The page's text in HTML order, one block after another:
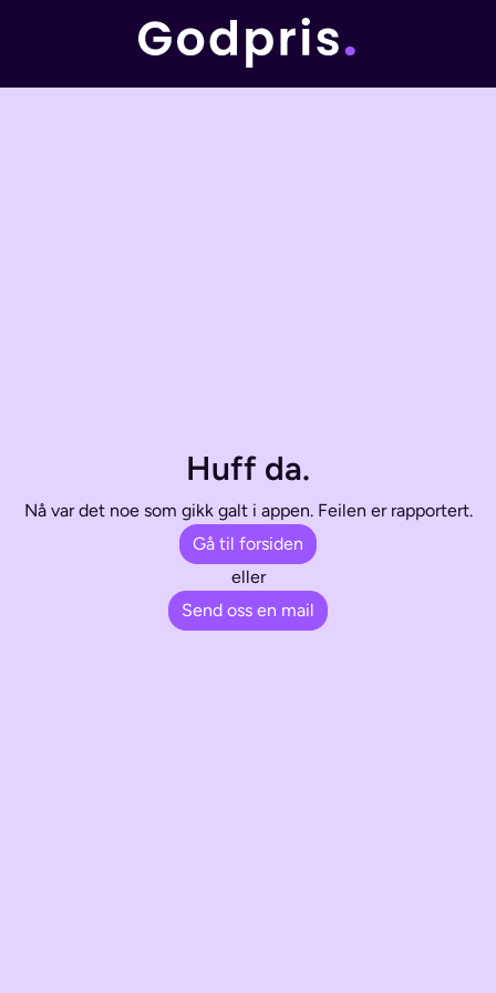
Huff da.
Nå var det noe som gikk galt i appen. Feilen er rapportert.
Gå til forsiden
eller
Send oss en mail